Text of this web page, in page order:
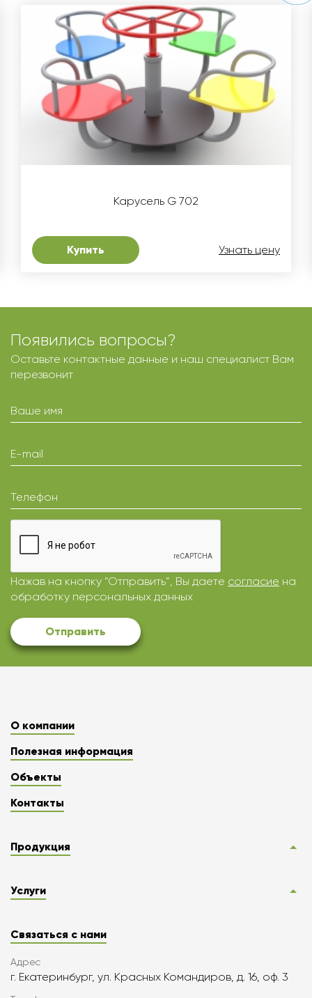
Карусель G 702
Купить Узнать цену
Появились вопросы?
Оставьте контактные данные и наш специалист Вам
перезвонит
Ваше имя
E-mail
Телефон
Нажав на кнопку “Отправить”, Вы даете согласие на
обработку персональных данных
Отправить
О компании
Полезная информация
Объекты
Контакты
Продукция
Услуги
Связаться с нами
Адрес
г. Екатеринбург, ул. Красных Командиров, д. 16, оф. 3